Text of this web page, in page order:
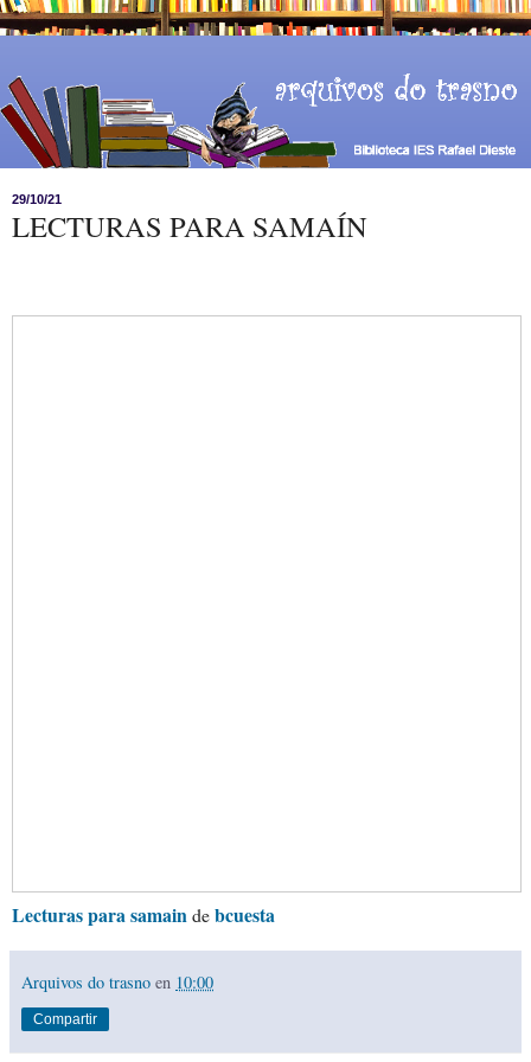
29/10/21
LECTURAS PARA SAMAÍN
Lecturas para samaindebcuesta
Arquivos do trasno en 10:00
Compartir